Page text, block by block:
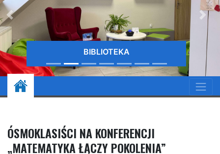
BIBLIOTEKA
ÓSMOKLASIŚCI NA KONFERENCJI
„MATEMATYKA ŁĄCZY POKOLENIA”